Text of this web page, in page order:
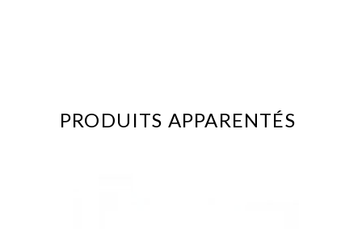
PRODUITS APPARENTÉS